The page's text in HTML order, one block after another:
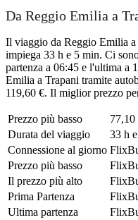
Da Reggio Emilia a
Il viaggio da Reggio Emilia
impiega 33 h e 5 min. Ci
partenza a 06:45 e l'ultima a
Emilia a Trapani tramite
119,60 €. Il miglior prezzo
Prezzo più basso
77,10
Durata del viaggio
33 h
Connessione al giorno
Prezzo più basso
Il prezzo più alto
Prima Partenza
Ultima partenza